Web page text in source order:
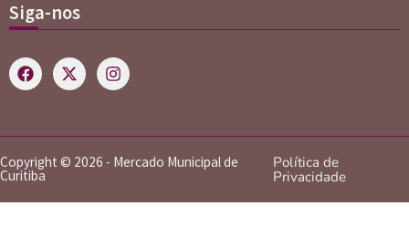
Siga-nos
Copyright © 2026 - Mercado Municipal de
Curitiba
Política de
Privacidade